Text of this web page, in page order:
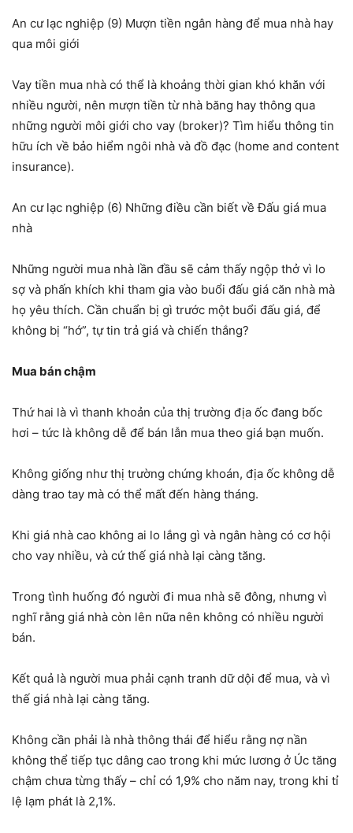
An cư lạc nghiệp (9) Mượn tiền ngân hàng để mua nhà hay
qua môi giới
Vay tiền mua nhà có thể là khoảng thời gian khó khăn với
nhiều người, nên mượn tiền từ nhà băng hay thông qua
những người môi giới cho vay (broker)? Tìm hiểu thông tin
hữu ích về bảo hiểm ngôi nhà và đồ đạc (home and content
insurance).
An cư lạc nghiệp (6) Những điều cần biết về Đấu giá mua
nhà
Những người mua nhà lần đầu sẽ cảm thấy ngộp thở vì lo
sợ và phấn khích khi tham gia vào buổi đấu giá căn nhà mà
họ yêu thích. Cần chuẩn bị gì trước một buổi đấu giá, để
không bị “hớ”, tự tin trả giá và chiến thắng?
Mua bán chậm
Thứ hai là vì thanh khoản của thị trường địa ốc đang bốc
hơi – tức là không dễ để bán lẫn mua theo giá bạn muốn.
Không giống như thị trường chứng khoán, địa ốc không dễ
dàng trao tay mà có thể mất đến hàng tháng.
Khi giá nhà cao không ai lo lắng gì và ngân hàng có cơ hội
cho vay nhiều, và cứ thế giá nhà lại càng tăng.
Trong tình huống đó người đi mua nhà sẽ đông, nhưng vì
nghĩ rằng giá nhà còn lên nữa nên không có nhiều người
bán.
Kết quả là người mua phải cạnh tranh dữ dội để mua, và vì
thế giá nhà lại càng tăng.
Không cần phải là nhà thông thái để hiểu rằng nợ nần
không thể tiếp tục dâng cao trong khi mức lương ở Úc tăng
chậm chưa từng thấy – chỉ có 1,9% cho năm nay, trong khi tỉ
lệ lạm phát là 2,1%.